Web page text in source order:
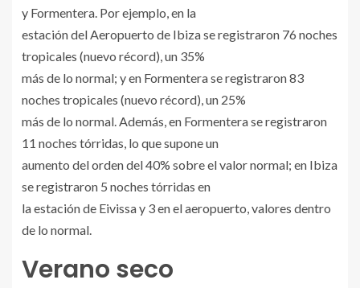
y Formentera. Por ejemplo, en la
estación del Aeropuerto de Ibiza se registraron 76 noches
tropicales (nuevo récord), un 35%
más de lo normal; y en Formentera se registraron 83
noches tropicales (nuevo récord), un 25%
más de lo normal. Además, en Formentera se registraron
11 noches tórridas, lo que supone un
aumento del orden del 40% sobre el valor normal; en Ibiza
se registraron 5 noches tórridas en
la estación de Eivissa y 3 en el aeropuerto, valores dentro
de lo normal.
Verano seco